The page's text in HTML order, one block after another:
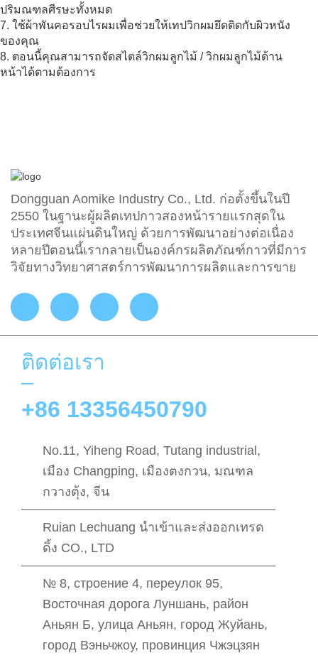
ปริมณฑลศีรษะทั้งหมด
7. ใช้ผ้าพันคอรอบไรผมเพื่อช่วยให้เทปวิกผมยึดติดกับผิวหนัง
ของคุณ
8. ตอนนี้คุณสามารถจัดสไตล์วิกผมลูกไม้ / วิกผมลูกไม้ด้าน
หน้าได้ตามต้องการ
Dongguan Aomike Industry Co., Ltd. ก่อตั้งขึ้นในปี
2550 ในฐานะผู้ผลิตเทปกาวสองหน้ารายแรกสุดใน
ประเทศจีนแผ่นดินใหญ่ ด้วยการพัฒนาอย่างต่อเนื่อง
หลายปีตอนนี้เรากลายเป็นองค์กรผลิตภัณฑ์กาวที่มีการ
วิจัยทางวิทยาศาสตร์การพัฒนาการผลิตและการขาย
ติดต่อเรา
+86 13356450790
No.11, Yiheng Road, Tutang industrial,
เมือง Changping, เมืองตงกวน, มณฑล
กวางตุ้ง, จีน
Ruian Lechuang นําเข้าและส่งออกเทรด
ดิ้ง CO., LTD
№ 8, строение 4, переулок 95,
Восточная дорога Луншань, район
Аньян Б, улица Аньян, город Жуйань,
город Вэньчжоу, провинция Чжэцзян